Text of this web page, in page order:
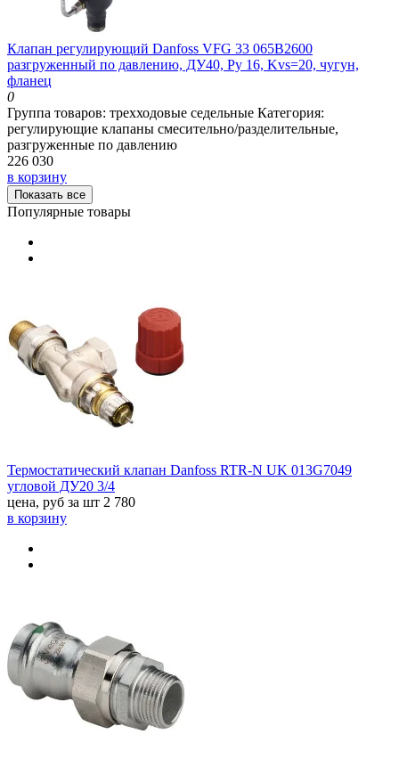
Клапан регулирующий Danfoss VFG 33 065B2600
разгруженный по давлению, ДУ40, Ру 16, Kvs=20, чугун,
фланец
0
Группа товаров: трехходовые седельные Категория:
регулирующие клапаны смесительно/разделительные,
разгруженные по давлению
226 030
в корзину
Показать все
Популярные товары
Термостатический клапан Danfoss RTR-N UK 013G7049
угловой ДУ20 3/4
цена, руб за шт 2 780
в корзину